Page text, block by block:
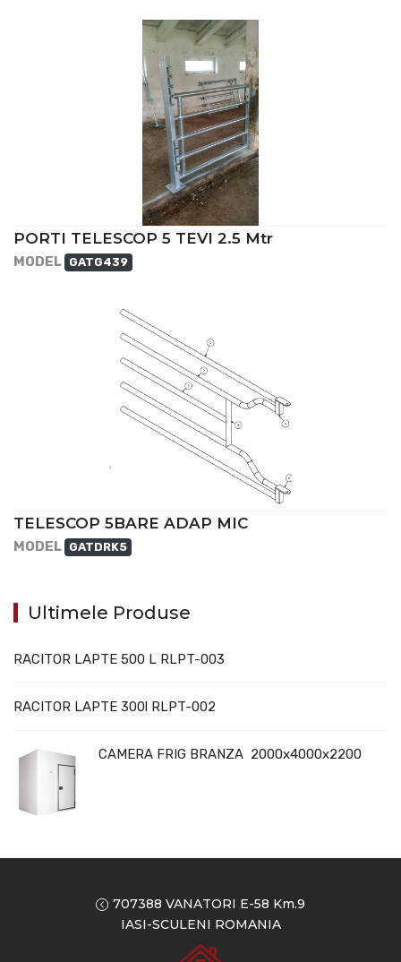
PORTI TELESCOP 5 TEVI 2.5 Mtr
MODEL GATG439
TELESCOP 5BARE ADAP MIC
MODEL GATDRK5
Ultimele Produse
RACITOR LAPTE 500 L RLPT-003
RACITOR LAPTE 300l RLPT-002
CAMERA FRIG BRANZA 2000x4000x2200
707388 VANATORI E-58 Km.9
IASI-SCULENI ROMANIA